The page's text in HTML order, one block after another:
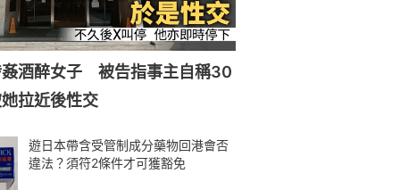
姦酒醉女子 被告指事主自稱30
拉近後性交
遊日本帶含受管制成分藥物回港會否
違法？須符2條件才可獲豁免